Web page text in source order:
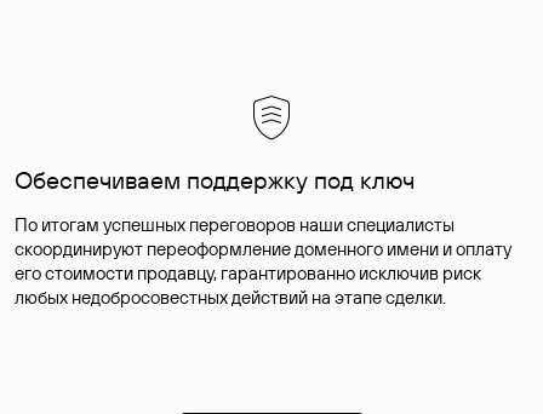
Обеспечиваем поддержку под ключ
По итогам успешных переговоров наши специалисты
скоординируют переоформление доменного имени и оплату
его стоимости продавцу, гарантированно исключив риск
любых недобросовестных действий на этапе сделки.